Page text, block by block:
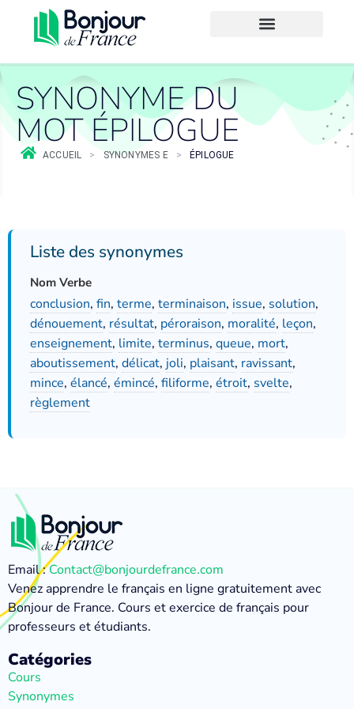
SYNONYME DU
MOT ÉPILOGUE
ACCUEIL > SYNONYMES E > ÉPILOGUE
Liste des synonymes
Nom Verbe
conclusion, fin, terme, terminaison, issue, solution,
dénouement, résultat, péroraison, moralité, leçon,
enseignement, limite, terminus, queue, mort,
aboutissement, délicat, joli, plaisant, ravissant,
mince, élancé, émincé, filiforme, étroit, svelte,
règlement
Email :Contact@bonjourdefrance.com
Venez apprendre le français en ligne gratuitement avec
Bonjour de France. Cours et exercice de français pour
professeurs et étudiants.
Catégories
Cours
Synonymes